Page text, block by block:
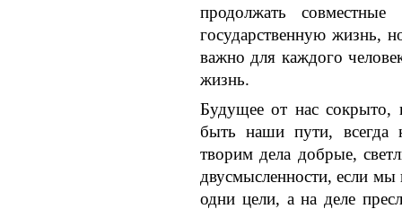
продолжать
государственную жизнь,
важно для каждого
жизнь.
Будущее от нас сокрыто,
быть наши пути,
творим дела добрые,
двусмысленности, если
одни цели, а на деле